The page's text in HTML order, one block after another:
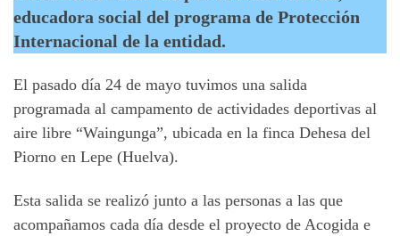
educadora social del programa de Protección
Internacional de la entidad.
El pasado día 24 de mayo tuvimos una salida
programada al campamento de actividades deportivas al
aire libre “Waingunga”, ubicada en la finca Dehesa del
Piorno en Lepe (Huelva).
Esta salida se realizó junto a las personas a las que
acompañamos cada día desde el proyecto de Acogida e